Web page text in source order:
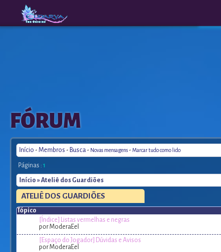
The
Origins
FÓRUM
Início - Membros - Busca - Novas mensagens - Marcar tudo como lido
Páginas : 1
Início » Ateliê dos Guardiões
ATELIÊ DOS GUARDIÕES
Tópico
[Índice] Listas vermelhas e negras
por ModeraEel
[Espaço do Jogador] Dúvidas e Avisos
por ModeraEel